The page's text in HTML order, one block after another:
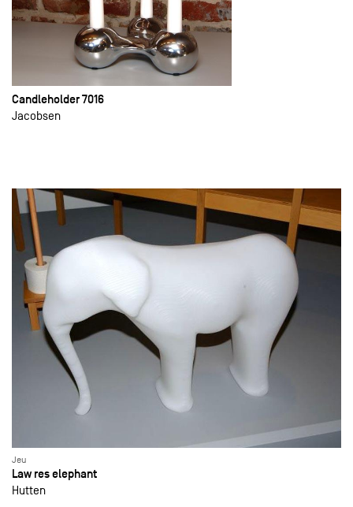
Candleholder 7016
Jacobsen
Jeu
Law res elephant
Hutten